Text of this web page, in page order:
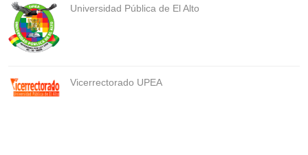
Universidad Pública de El Alto
Vicerrectorado UPEA